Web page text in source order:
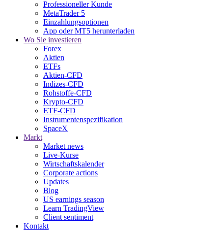
Professioneller Kunde
MetaTrader 5
Einzahlungsoptionen
App oder MT5 herunterladen
Wo Sie investieren
Forex
Aktien
ETFs
Aktien-CFD
Indizes-CFD
Rohstoffe-CFD
Krypto-CFD
ETF-CFD
Instrumentenspezifikation
SpaceX
Markt
Market news
Live-Kurse
Wirtschaftskalender
Corporate actions
Updates
Blog
US earnings season
Learn TradingView
Client sentiment
Kontakt